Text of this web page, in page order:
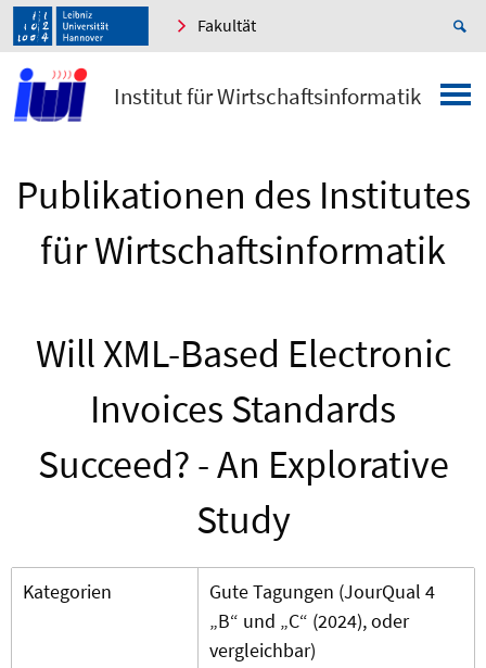
Fakultät
Institut für Wirtschaftsinformatik
Publikationen des Institutes
für Wirtschaftsinformatik
Will XML-Based Electronic
Invoices Standards
Succeed? - An Explorative
Study
Kategorien
Gute Tagungen (JourQual 4
„B“ und „C“ (2024), oder
vergleichbar)